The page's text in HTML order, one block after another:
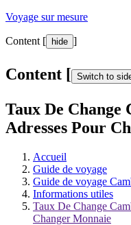
Voyage sur mesure
Content [ hide ]
Content [ Switch to
Taux De Change
Adresses Pour
Accueil
Guide de voyage
Guide de voyage
Informations utiles
Taux De Change
Changer Monnaie